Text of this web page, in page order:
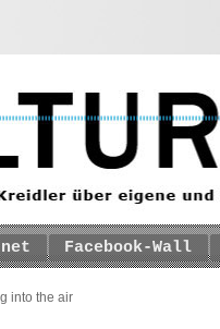
Facebook-Wall
into the air